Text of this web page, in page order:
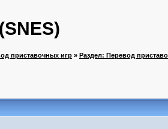
приставочных игр » Раздел: Перевод